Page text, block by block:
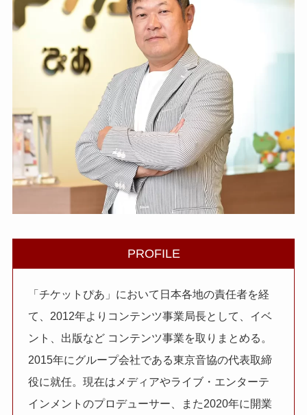
PROFILE
「チケットぴあ」において日本各地の責任者を経
て、2012年よりコンテンツ事業局長として、イベ
ント、出版など コンテンツ事業を取りまとめる。
2015年にグループ会社である東京音協の代表取締
役に就任。現在はメディアやライブ・エンターテ
インメントのプロデューサー、また2020年に開業